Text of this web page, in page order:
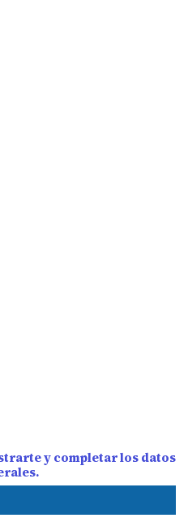
y completar los datos